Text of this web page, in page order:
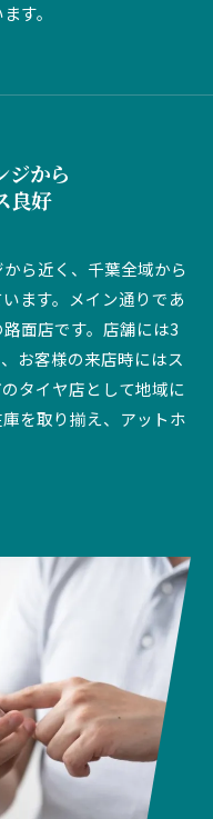
す。
ジから
良好
ら近く、千葉全域から
ます。メイン通りであ
面店です。店舗には3
お客様の来店時にはス
タイヤ店として地域に
を取り揃え、アットホ